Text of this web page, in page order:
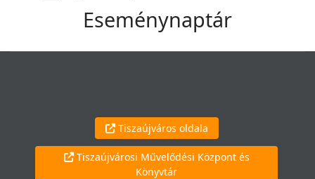
Eseménynaptár
Tiszaújváros oldala
Tiszaújvárosi Művelődési Központ és
Könyvtár